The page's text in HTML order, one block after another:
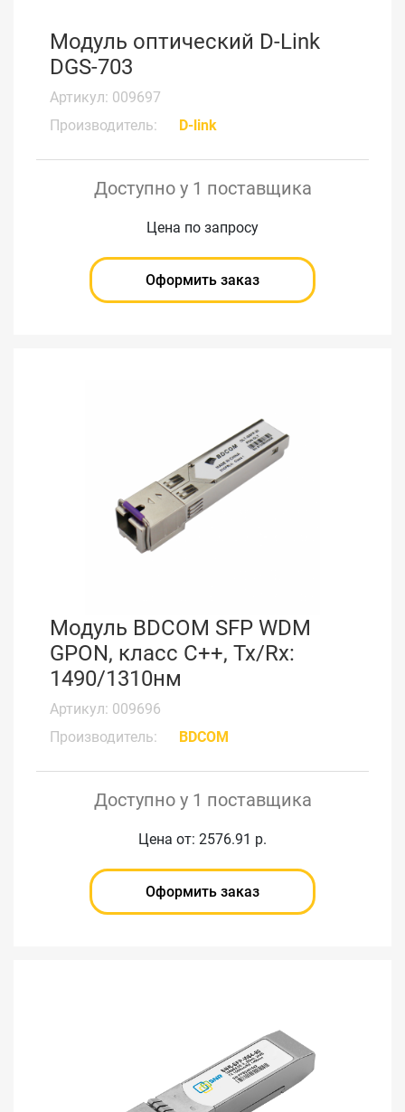
Модуль оптический D-Link
DGS-703
Артикул: 009697
Производитель:
D-link
Доступно у 1 поставщика
Цена по запросу
Оформить заказ
Модуль BDCOM SFP WDM
GPON, класс С++, Tx/Rx:
1490/1310нм
Артикул: 009696
Производитель:
BDCOM
Доступно у 1 поставщика
Цена от: 2576.91 р.
Оформить заказ